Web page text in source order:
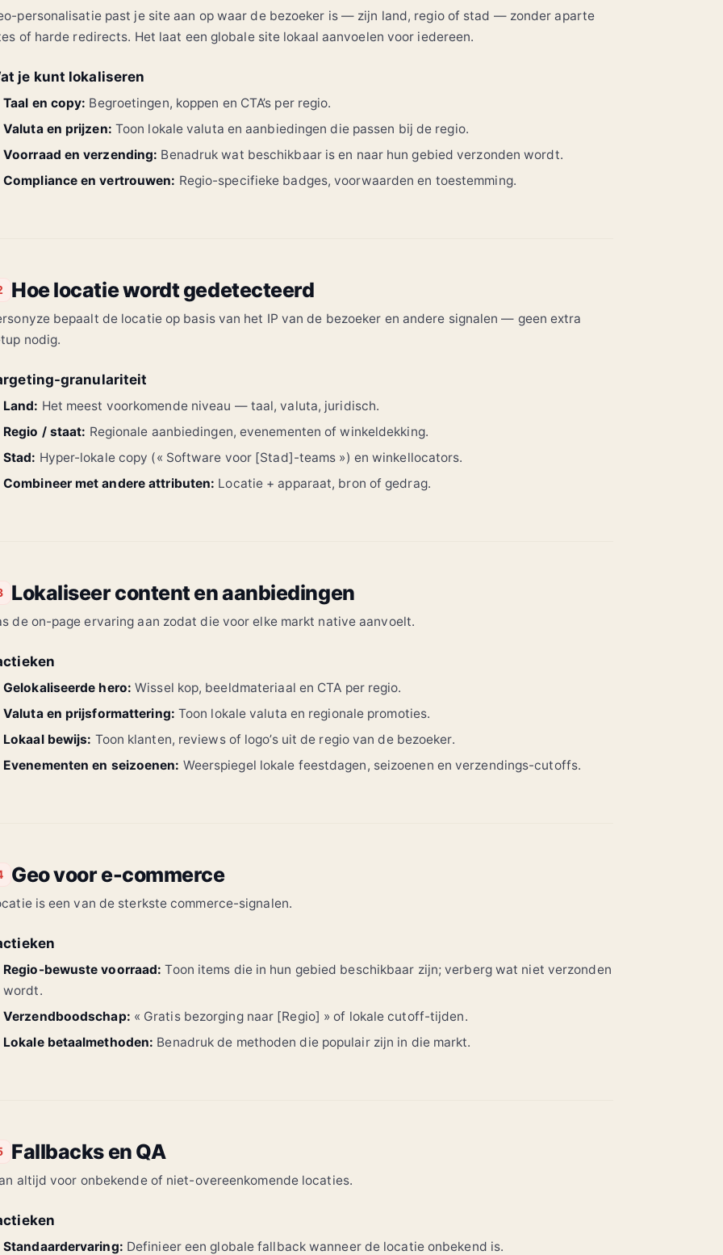
personalisatie past je site aan op waar de bezoeker is — zijn land, regio of stad — zonder aparte
of harde redirects. Het laat een globale site lokaal aanvoelen voor iedereen.
je kunt lokaliseren
Taal en copy: Begroetingen, koppen en CTA’s per regio.
Valuta en prijzen: Toon lokale valuta en aanbiedingen die passen bij de regio.
Voorraad en verzending: Benadruk wat beschikbaar is en naar hun gebied verzonden wordt.
Compliance en vertrouwen: Regio-specifieke badges, voorwaarden en toestemming.
Hoe locatie wordt gedetecteerd
bepaalt de locatie op basis van het IP van de bezoeker en andere signalen — geen extra
nodig.
granulariteit
Land: Het meest voorkomende niveau — taal, valuta, juridisch.
Regio / staat: Regionale aanbiedingen, evenementen of winkeldekking.
Stad: Hyper-lokale copy (« Software voor [Stad]-teams ») en winkellocators.
Combineer met andere attributen: Locatie + apparaat, bron of gedrag.
Lokaliseer content en aanbiedingen
de on-page ervaring aan zodat die voor elke markt native aanvoelt.
Gelokaliseerde hero: Wissel kop, beeldmateriaal en CTA per regio.
Valuta en prijsformattering: Toon lokale valuta en regionale promoties.
Lokaal bewijs: Toon klanten, reviews of logo’s uit de regio van de bezoeker.
Evenementen en seizoenen: Weerspiegel lokale feestdagen, seizoenen en verzendings-cutoffs.
Geo voor e-commerce
is een van de sterkste commerce-signalen.
Regio-bewuste voorraad: Toon items die in hun gebied beschikbaar zijn; verberg wat niet verzonden
wordt.
Verzendboodschap: « Gratis bezorging naar [Regio] » of lokale cutoff-tijden.
Lokale betaalmethoden: Benadruk de methoden die populair zijn in die markt.
Fallbacks en QA
altijd voor onbekende of niet-overeenkomende locaties.
Standaardervaring: Definieer een globale fallback wanneer de locatie onbekend is.